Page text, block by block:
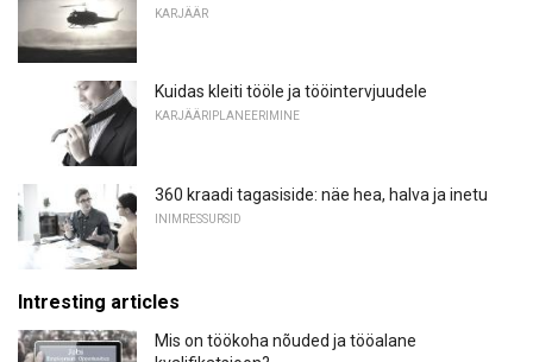
KARJÄÄR
Kuidas kleiti tööle ja tööintervjuudele
KARJÄÄRIPLANEERIMINE
360 kraadi tagasiside: näe hea, halva ja inetu
INIMRESSURSID
Intresting articles
Mis on töökoha nõuded ja tööalane